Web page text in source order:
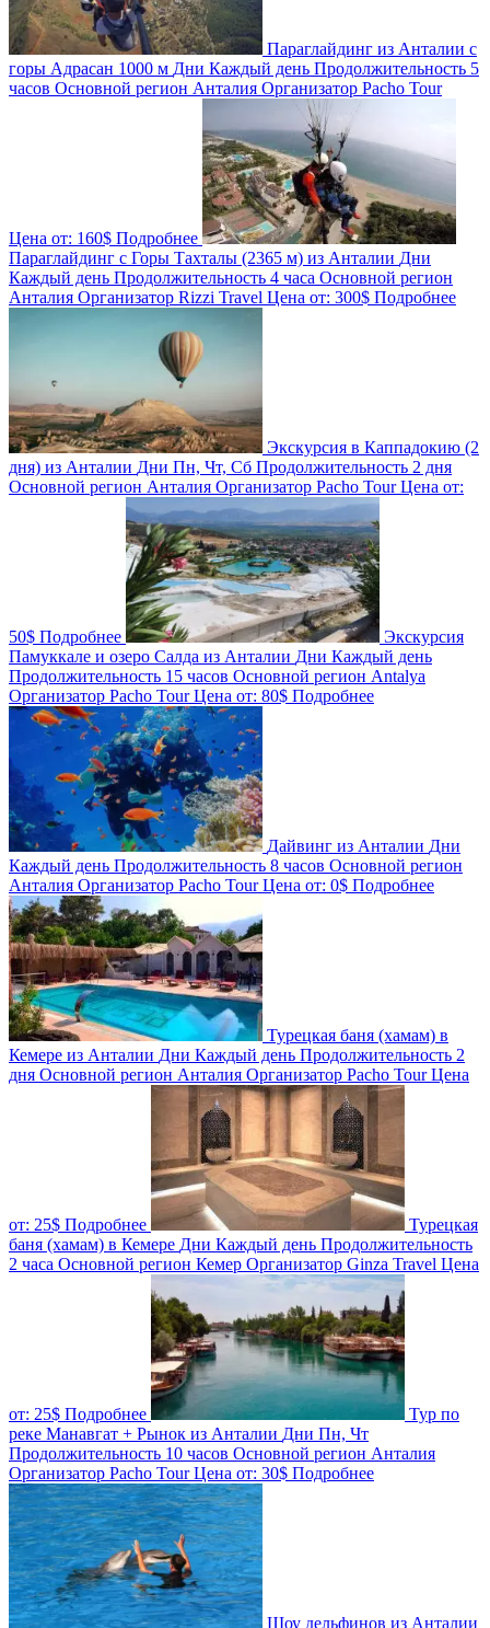
Параглайдинг из Анталии с
горы Адрасан 1000 м Дни Каждый день Продолжительность 5
часов Основной регион Анталия Организатор Pacho Tour
Цена от: 160$ Подробнее
Параглайдинг с Горы Тахталы (2365 м) из Анталии Дни
Каждый день Продолжительность 4 часа Основной регион
Анталия Организатор Rizzi Travel Цена от: 300$ Подробнее
Экскурсия в Каппадокию (2
дня) из Анталии Дни Пн, Чт, Сб Продолжительность 2 дня
Основной регион Анталия Организатор Pacho TourЦена от:
50$ Подробнее
Экскурсия
Памуккале и озеро Салда из Анталии Дни Каждый день
Продолжительность 15 часов Основной регион Antalya
Организатор Pacho TourЦена от: 80$ Подробнее
Дайвинг из Анталии Дни
Каждый день Продолжительность 8 часов Основной регион
Анталия Организатор Pacho TourЦена от: 0$ Подробнее
Турецкая баня (хамам) в
Кемере из Анталии Дни Каждый день Продолжительность 2
дня Основной регион Анталия Организатор Pacho TourЦена
от: 25$ Подробнее
Турецкая
баня (хамам) в Кемере Дни Каждый день Продолжительность
2 часа Основной регион Кемер Организатор Ginza Travel Цена
от: 25$ Подробнее
Тур по
реке Манавгат + Рынок из Анталии Дни Пн, Чт
Продолжительность 10 часов Основной регион Анталия
Организатор Pacho TourЦена от: 30$ Подробнее
Шоу дельфинов из Анталии